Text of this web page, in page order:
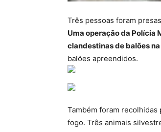
Três pessoas foram
Uma operação da
clandestinas de balões
balões apreendidos.
Também foram
fogo. Três animais